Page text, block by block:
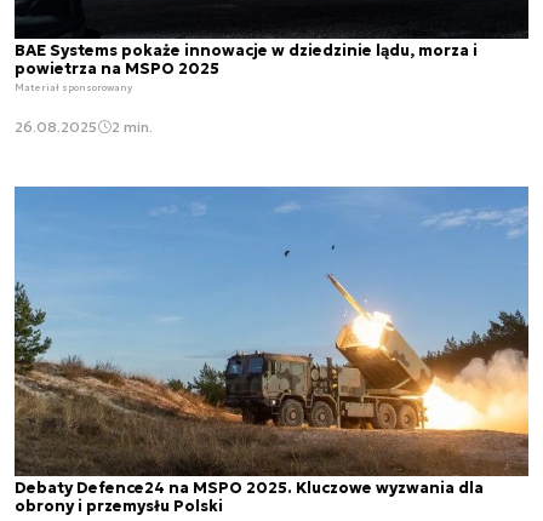
BAE Systems pokaże innowacje w dziedzinie lądu, morza i
powietrza na MSPO 2025
Materiał sponsorowany
26.08.2025 2 min.
Debaty Defence24 na MSPO 2025. Kluczowe wyzwania dla
obrony i przemysłu Polski